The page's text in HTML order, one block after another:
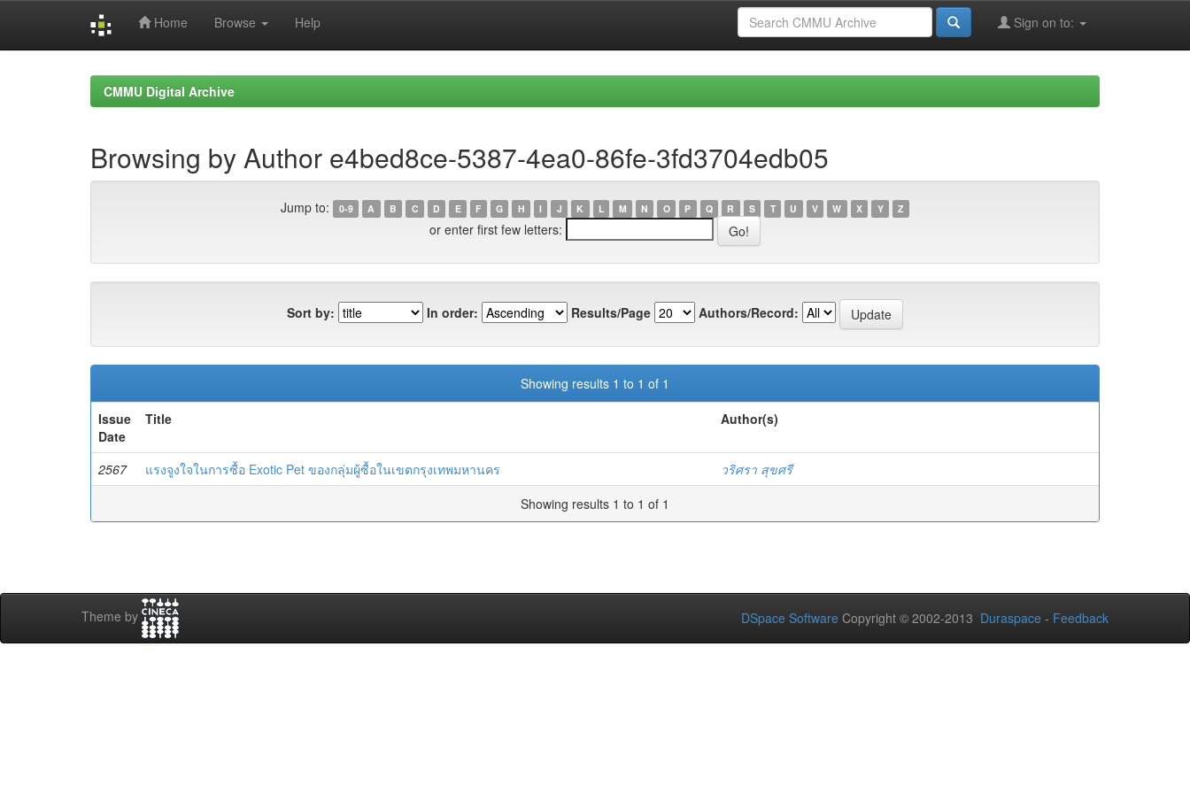
Home Browse Help Sign on to:
CMMU Digital Archive
Browsing by Author e4bed8ce-5387-4ea0-86fe-3fd3704edb05
Jump to: 0-9 A B C D E F G H I J K L M N O P Q R S T U V W X Y Z
or enter first few letters:
Sort by: In order: Results/Page Authors/Record:
Showing results 1 to 1 of 1
Issue
Date
Title Author(s)
2567 แรงจูงใจในการซื้อ Exotic Pet ของกลุ่มผู้ซื้อในเขตกรุงเทพมหานคร
วริศรา สุขศรี
Showing results 1 to 1 of 1
Theme by DSpace Software Copyright © 2002-2013 Duraspace - Feedback